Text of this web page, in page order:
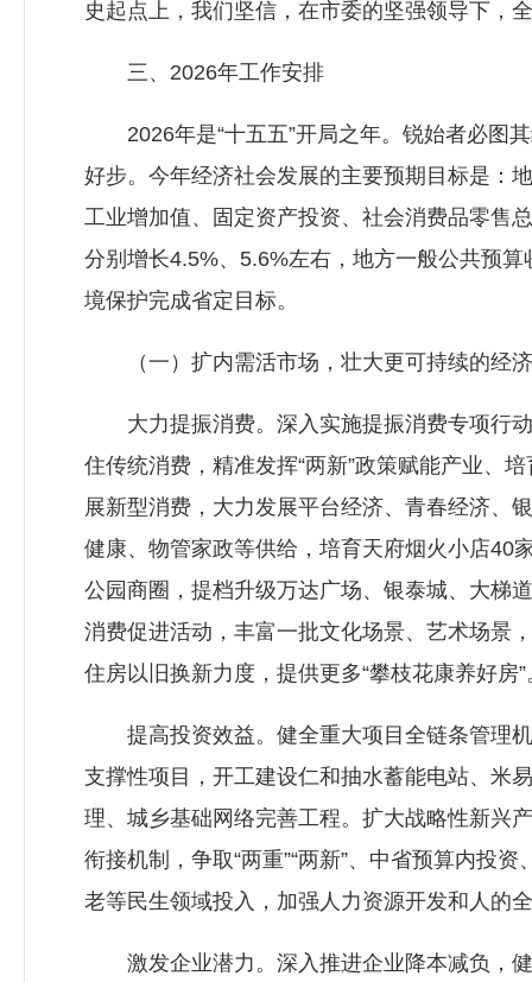
史起点上，我们坚信，在市委的坚强领导下，
三、2026年工作安排
2026年是“十五五”开局之年。锐始者必图其
好步。今年经济社会发展的主要预期目标是：
工业增加值、固定资产投资、社会消费品零售
分别增长4.5%、5.6%左右，地方一般公共预
境保护完成省定目标。
（一）扩内需活市场，壮大更可持续的经
大力提振消费。深入实施提振消费专项行动
住传统消费，精准发挥“两新”政策赋能产业、
展新型消费，大力发展平台经济、青春经济、
健康、物管家政等供给，培育天府烟火小店40
公园商圈，提档升级万达广场、银泰城、大梯
消费促进活动，丰富一批文化场景、艺术场景
住房以旧换新力度，提供更多“攀枝花康养好房”
提高投资效益。健全重大项目全链条管理机
支撑性项目，开工建设仁和抽水蓄能电站、米
理、城乡基础网络完善工程。扩大战略性新兴
衔接机制，争取“两重”“两新”、中省预算内投
老等民生领域投入，加强人力资源开发和人的
激发企业潜力。深入推进企业降本减负，健